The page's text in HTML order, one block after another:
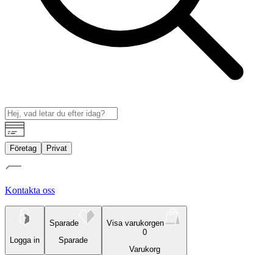
Företag Privat
Kontakta oss
Logga in
Sparade
Sparade
Visa varukorgen
0
Varukorg